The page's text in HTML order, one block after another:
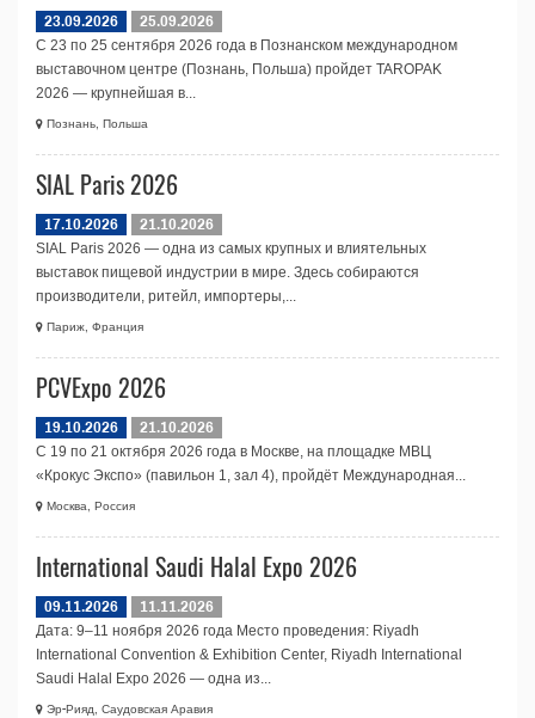
23.09.2026
25.09.2026
С 23 по 25 сентября 2026 года в Познанском международном
выставочном центре (Познань, Польша) пройдет TAROPAK
2026 — крупнейшая в...
Познань, Польша
SIAL Paris 2026
17.10.2026
21.10.2026
SIAL Paris 2026 — одна из самых крупных и влиятельных
выставок пищевой индустрии в мире. Здесь собираются
производители, ритейл, импортеры,...
Париж, Франция
PCVExpo 2026
19.10.2026
21.10.2026
С 19 по 21 октября 2026 года в Москве, на площадке МВЦ
«Крокус Экспо» (павильон 1, зал 4), пройдёт Международная...
Москва, Россия
International Saudi Halal Expo 2026
09.11.2026
11.11.2026
Дата: 9–11 ноября 2026 года Место проведения: Riyadh
International Convention & Exhibition Center, Riyadh International
Saudi Halal Expo 2026 — одна из...
Эр-Рияд, Саудовская Аравия